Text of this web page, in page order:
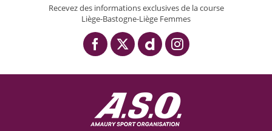
Recevez des informations exclusives de la course
Liège-Bastogne-Liège Femmes